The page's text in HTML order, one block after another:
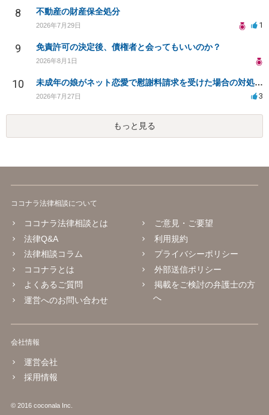
8 不動産の財産保全処分
2026年7月29日 1
9 免責許可の決定後、債権者と会ってもいいのか？
2026年8月1日
10 未成年の娘がネット恋愛で慰謝料請求を受けた場合の対処法は？
2026年7月27日 3
もっと見る
ココナラ法律相談について
ココナラ法律相談とは
法律Q&A
法律相談コラム
ココナラとは
よくあるご質問
運営へのお問い合わせ
ご意見・ご要望
利用規約
プライバシーポリシー
外部送信ポリシー
掲載をご検討の弁護士の方
へ
会社情報
運営会社
採用情報
© 2016 coconala Inc.